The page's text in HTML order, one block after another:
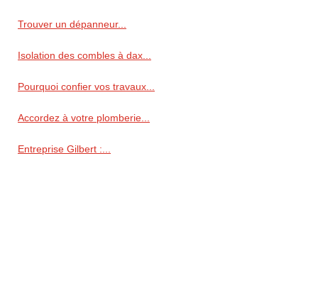
Trouver un dépanneur...
Isolation des combles à dax...
Pourquoi confier vos travaux...
Accordez à votre plomberie...
Entreprise Gilbert :...